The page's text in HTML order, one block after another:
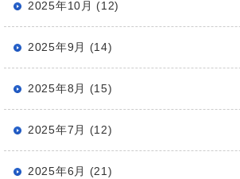
2025年10月 (12)
2025年9月 (14)
2025年8月 (15)
2025年7月 (12)
2025年6月 (21)